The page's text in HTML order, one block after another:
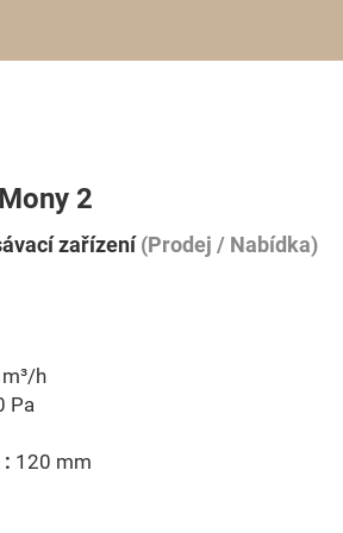
2
zařízení(Prodej / Nabídka)
h
Pa
120 mm